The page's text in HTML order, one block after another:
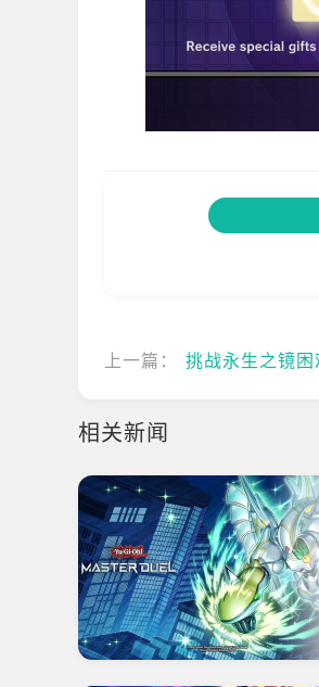
上一篇： 挑战永生之镜困难模
相关新闻